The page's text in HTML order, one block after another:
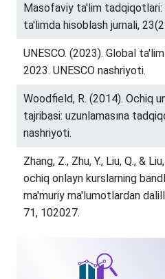
Masofaviy ta'lim tadqiqotlari:
ta'limda hisoblash jurnali,
UNESCO. (2023). Global
2023. UNESCO nashriyoti.
Woodfield, R. (2014). Ochiq
tajribasi: uzunlamasına
nashriyoti.
Zhang, Z., Zhu, Y., Liu, Q., &
ochiq onlayn kurslarning
ma'muriy ma'lumotlardan
71, 102027.